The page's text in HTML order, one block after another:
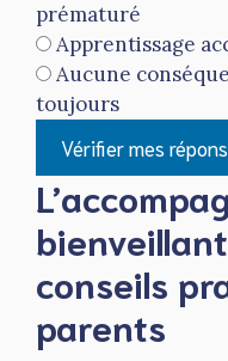
prématuré
Apprentissage
Aucune
toujours
Vérifier mes
conseils
parents